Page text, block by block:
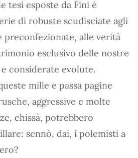
tesi esposte da Fini è
di robuste scudisciate agli
preconfezionate, alle verità
esclusivo delle nostre
considerate evolute.
mille e passa pagine
aggressive e molte
chissà, potrebbero
sennò, dai, i polemisti a